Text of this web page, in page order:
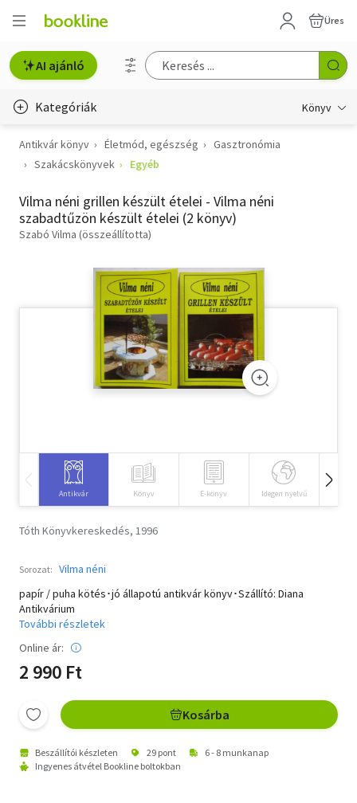
Üres
AI ajánló
Kategóriák Könyv
Életmód, egészség
Gyermek- és ifjúsági
Szótár, nyelvkönyv
Társadalomtudomány
Természettudomány
Antikvár könyv Életmód, egészség
Gasztronómia
Szakácskönyvek
Egyéb
Vilma néni grillen készült ételei - Vilma néni
szabadtűzön készült ételei (2 könyv)
Szabó Vilma (összeállította)
Antikvár Könyv E-könyv Idegen nyelvű
Tóth Könyvkereskedés, 1996
Sorozat: Vilma néni
papír / puha kötés･jó állapotú antikvár könyv･Szállító: Diana
Antikvárium
További részletek
Online ár:
2 990 Ft
Kosárba
Beszállítói készleten 29 pont
6 - 8 munkanap
Ingyenes átvétel Bookline boltokban